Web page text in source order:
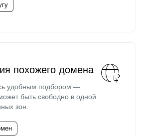
похожего домена
удобным подбором —
быть свободно в одной
зон.